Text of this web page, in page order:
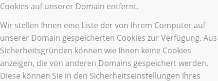
Cookies auf unserer Domain entfernt.
Wir stellen Ihnen eine Liste der von Ihrem Computer auf
unserer Domain gespeicherten Cookies zur Verfügung. Aus
Sicherheitsgründen können wie Ihnen keine Cookies
anzeigen, die von anderen Domains gespeichert werden.
Diese können Sie in den Sicherheitseinstellungen Ihres